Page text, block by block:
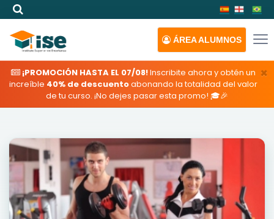
ÁREAALUMNOS
×
¡PROMOCIÓN HASTA EL 07/08!Inscribite ahora y obtén un
increíble 40% de descuentoabonando la totalidad del valor
de tu curso. ¡No dejes pasar esta promo! 🎓🎉